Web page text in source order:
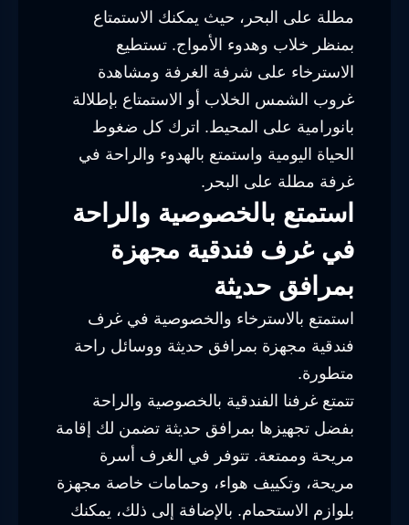
مطلة على البحر، حيث يمكنك الاستمتاع
بمنظر خلاب وهدوء الأمواج. تستطيع
الاسترخاء على شرفة الغرفة ومشاهدة
غروب الشمس الخلاب أو الاستمتاع بإطلالة
بانورامية على المحيط. اترك كل ضغوط
الحياة اليومية واستمتع بالهدوء والراحة في
غرفة مطلة على البحر.
استمتع بالخصوصية والراحة
في غرف فندقية مجهزة
بمرافق حديثة
استمتع بالاسترخاء والخصوصية في غرف
فندقية مجهزة بمرافق حديثة ووسائل راحة
متطورة.
تتمتع غرفنا الفندقية بالخصوصية والراحة
بفضل تجهيزها بمرافق حديثة تضمن لك إقامة
مريحة وممتعة. تتوفر في الغرف أسرة
مريحة، وتكييف هواء، وحمامات خاصة مجهزة
بلوازم الاستحمام. بالإضافة إلى ذلك، يمكنك